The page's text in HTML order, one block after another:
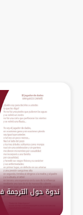
ندوة حول الترجمة